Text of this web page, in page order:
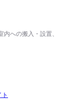
への搬入・設置、